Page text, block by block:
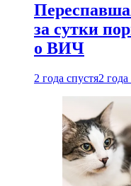
за сутки
о ВИЧ
2 года спустя2 года